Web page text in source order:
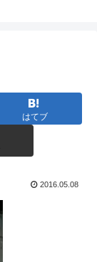
はてブ
2016.05.08